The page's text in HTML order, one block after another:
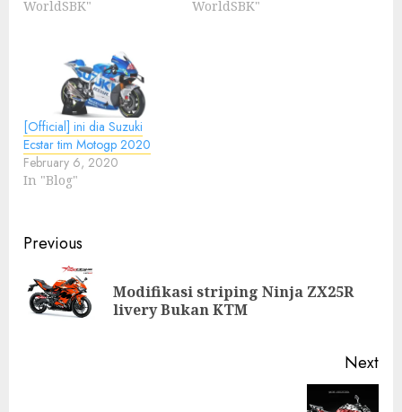
WorldSBK"
WorldSBK"
[Official] ini dia Suzuki
Ecstar tim Motogp 2020
February 6, 2020
In "Blog"
Post
navigation
Previous
Modifikasi striping Ninja ZX25R
livery Bukan KTM
Next